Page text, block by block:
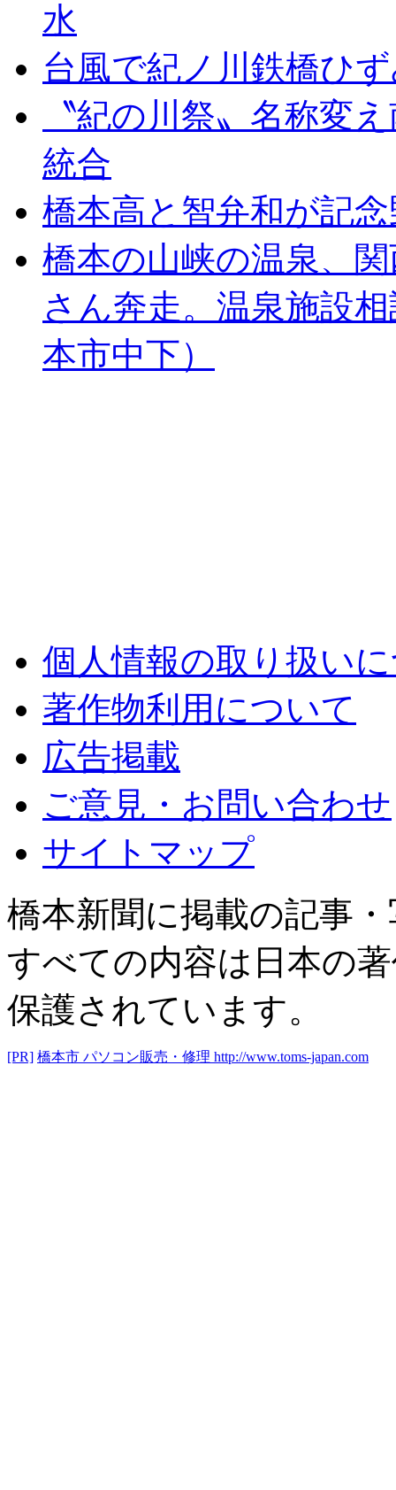
水
台風で紀ノ川鉄橋ひ
〝紀の川祭〟名称変
統合
橋本高と智弁和が記
橋本の山峡の温泉、
さん奔走。温泉施設
本市中下）
個人情報の取り扱い
著作物利用について
広告掲載
ご意見・お問い合わせ
サイトマップ
橋本新聞に掲載の記事
すべての内容は日本の
保護されています。
[PR] 橋本市 パソコン販売・修理 http://www.toms-japan.com